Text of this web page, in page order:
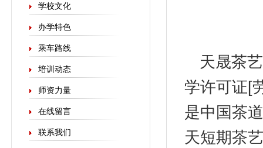
学校文化
办学特色
乘车路线
培训动态
师资力量
在线留言
联系我们
天晟茶
学许可证[
是中国茶
天短期茶